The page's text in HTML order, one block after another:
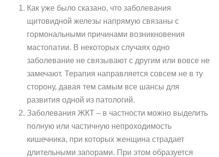
Как уже было сказано, что заболевания
щитовидной железы напрямую связаны с
гормональными причинами возникновения
мастопатии. В некоторых случаях одно
заболевание не связывают с другим или вовсе не
замечают. Терапия направляется совсем не в ту
сторону, давая тем самым все шансы для
развития одной из патологий.
Заболевания ЖКТ – в частности можно выделить
полную или частичную непроходимость
кишечника, при которых женщина страдает
длительными запорами. При этом образуется